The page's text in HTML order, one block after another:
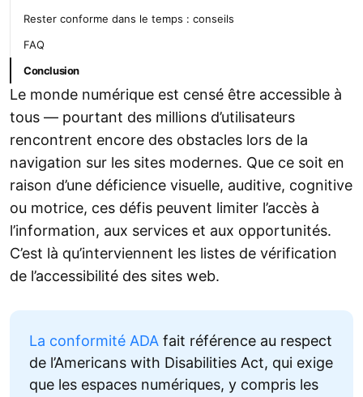
Le monde numérique est censé être accessible à
tous — pourtant des millions d’utilisateurs
rencontrent encore des obstacles lors de la
navigation sur les sites modernes. Que ce soit en
raison d’une déficience visuelle, auditive, cognitive
ou motrice, ces défis peuvent limiter l’accès à
l’information, aux services et aux opportunités.
C’est là qu’interviennent les listes de vérification
de l’accessibilité des sites web.
La conformité ADA fait référence au respect
de l’Americans with Disabilities Act, qui exige
que les espaces numériques, y compris les
Rester conforme dans le temps : conseils
FAQ
Conclusion